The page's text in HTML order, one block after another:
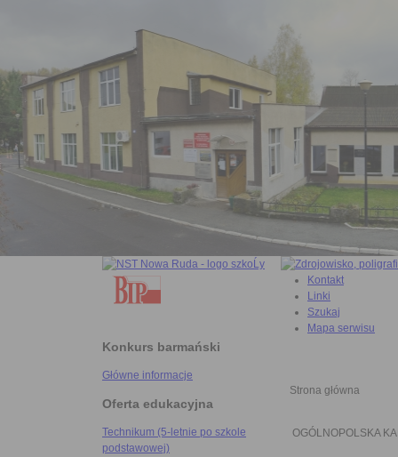
Konkurs barmański
Główne informacje
Oferta edukacyjna
Technikum (5-letnie po szkole
podstawowej)
Kontakt
Linki
Szukaj
Mapa serwisu
Strona główna
OGÓLNOPOLSKA